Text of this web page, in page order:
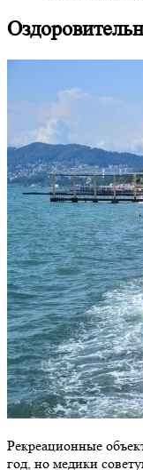
Рекреационные
год, но медики